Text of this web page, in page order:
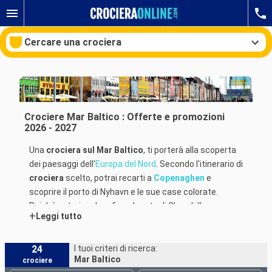
Cercare una crociera
Porti Compagnie
Ricerca
Crociere Mar Baltico : Offerte e promozioni
2026 - 2027
Una crociera sul Mar Baltico, ti porterà alla scoperta
dei paesaggi dell'Europa del Nord . Secondo l'itinerario di
crociera scelto, potrai recarti a Copenaghen e
scoprire il porto di Nyhavn e le sue case colorate.
Poiché potrai andare fino al porto di Churchill, per
ammirare la statua di La sirenetta, rappresentazione
Andersnen. Nel centro città, le vie si percorrono a piedi
o in bicicletta per scoprire Stroget una delle principali
+Leggi tutto
24
crociere
I tuoi criteri di ricerca:
Mar Baltico